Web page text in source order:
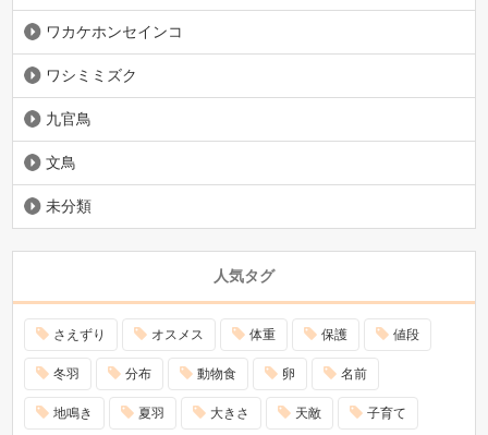
ワカケホンセインコ
ワシミミズク
九官鳥
文鳥
未分類
人気タグ
さえずり オスメス 体重 保護 値段
冬羽 分布 動物食 卵 名前
地鳴き 夏羽 大きさ 天敵 子育て